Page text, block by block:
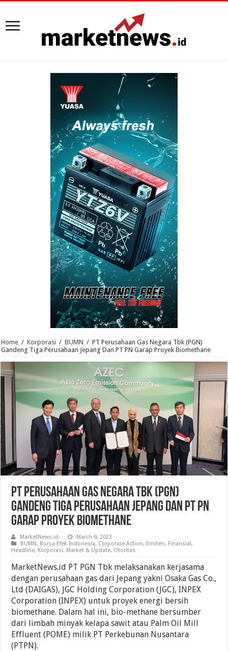
Home / Korporasi / BUMN / PT Perusahaan Gas Negara Tbk (PGN)
Gandeng Tiga Perusahaan Jepang Dan PT PN Garap Proyek Biomethane
PT Perusahaan Gas Negara Tbk (PGN)
Gandeng Tiga Perusahaan Jepang Dan PT PN
Garap Proyek Biomethane
MarketNews.id
March 9, 2023
BUMN, Bursa Efek Indonesia, Corporate Action, Emiten, Finansial,
Headline, Korporasi, Market & Update, Otoritas
MarketNews.id PT PGN Tbk melaksanakan kerjasama
dengan perusahaan gas dari Jepang yakni Osaka Gas Co.,
Ltd (DAIGAS), JGC Holding Corporation (JGC), INPEX
Corporation (INPEX) untuk proyek energi bersih
biomethane. Dalam hal ini, bio-methane bersumber
dari limbah minyak kelapa sawit atau Palm Oil Mill
Effluent (POME) milik PT Perkebunan Nusantara
(PTPN).